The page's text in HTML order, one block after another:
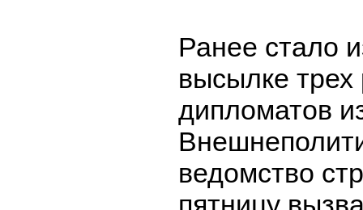
Ранее стало
высылке трех
дипломатов
ведомство